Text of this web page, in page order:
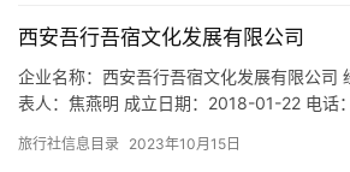
装）销售；家居用品销售；家…
西安吾行吾宿文化发展有限公司
企业名称：西安吾行吾宿文化发展有限公司
表人：焦燕明 成立日期：2018-01-22 电话
91610133MA6UQABJXR 注册地址：陕西
旅行社信息目录 2023年10月15日